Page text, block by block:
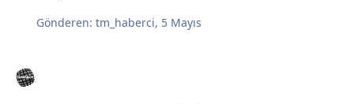
Gönderen:tm_haberci, 5 Mayıs